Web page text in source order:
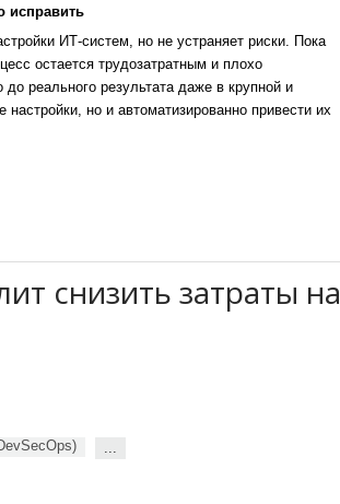
исправить
ИТ-систем, но не устраняет риски. Пока
остается трудозатратным и плохо
реального результата даже в крупной и
но и автоматизированно привести их
снизить затраты на
...